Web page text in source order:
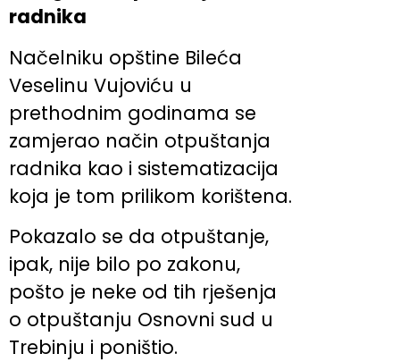
radnika
Načelniku opštine Bileća
Veselinu Vujoviću u
prethodnim godinama se
zamjerao način otpuštanja
radnika kao i sistematizacija
koja je tom prilikom korištena.
Pokazalo se da otpuštanje,
ipak, nije bilo po zakonu,
pošto je neke od tih rješenja
o otpuštanju Osnovni sud u
Trebinju i poništio.